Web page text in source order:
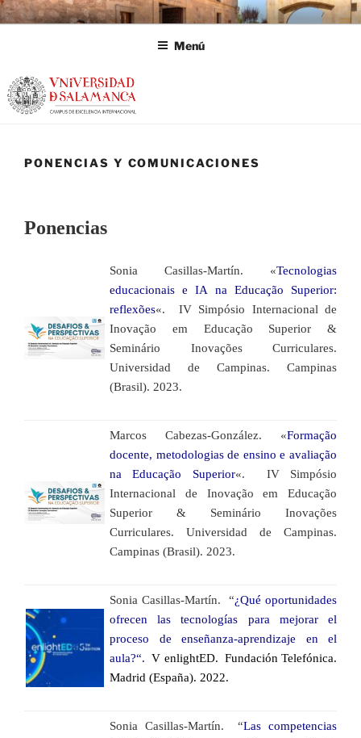
Saltar
al
Menú
PONENCIAS Y COMUNICACIONES
Ponencias
Sonia Casillas-Martín. «Tecnologias
educacionais e IA na Educação Superior:
reflexões«. IV Simpósio Internacional de
Inovação em Educação Superior &
Seminário Inovações Curriculares.
Universidad de Campinas. Campinas
(Brasil). 2023.
Marcos Cabezas-González. «Formação
docente, metodologias de ensino e avaliação
na Educação Superior«. IV Simpósio
Internacional de Inovação em Educação
Superior & Seminário Inovações
Curriculares. Universidad de Campinas.
Campinas (Brasil). 2023.
Sonia Casillas-Martín. “¿Qué oportunidades
ofrecen las tecnologías para mejorar el
proceso de enseñanza-aprendizaje en el
aula?“.V enlightED. Fundación Telefónica.
Madrid (España). 2022.
Sonia Casillas-Martín. “Las competencias